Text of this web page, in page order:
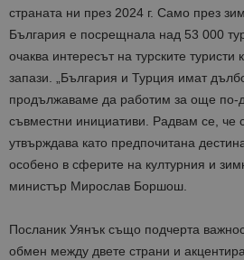
страната ни през 2024 г. Само през
България е посрещнала над 53 000
очаква интересът на турските
запази. „България и Турция имат
продължаваме да работим за още по-
съвместни инициативи. Радвам се, че
утвърждава като предпочитана
особено в сферите на културния и
министър Мирослав Боршош.
Посланик Уянък също подчерта
обмен между двете страни и